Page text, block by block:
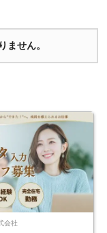
ません。
会社